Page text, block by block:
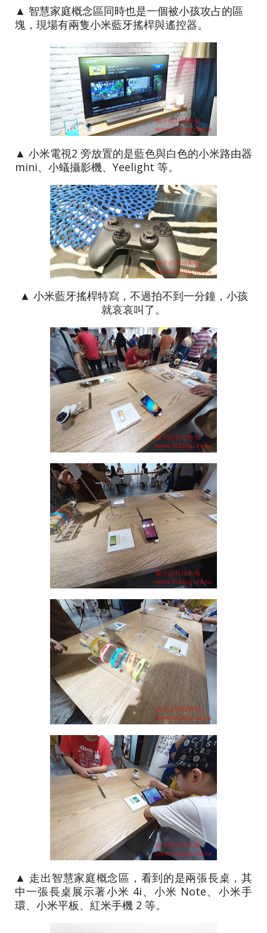
▲ 智慧家庭概念區同時也是一個被小孩攻占的區
塊，現場有兩隻小米藍牙搖桿與遙控器。
▲ 小米電視2 旁放置的是藍色與白色的小米路由器
mini、小蟻攝影機、Yeelight 等。
▲ 小米藍牙搖桿特寫，不過拍不到一分鐘，小孩
就哀哀叫了。
▲ 走出智慧家庭概念區，看到的是兩張長桌，其
中一張長桌展示著小米 4i、小米 Note、小米手
環、小米平板、紅米手機 2 等。